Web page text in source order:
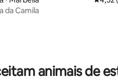
média de 5, 62 avaliações
da Camila
animais de